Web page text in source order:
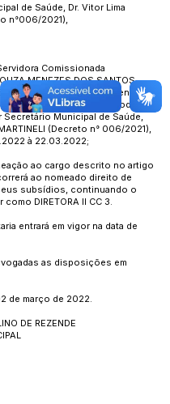
de Saúde, Dr. Vitor Lima
n°006/2021),
Comissionada
MENEZES DOS SANTOS -
para responder interinamente
de Saúde, no período de
Municipal de Saúde,
(Decreto n° 006/2021),
à 22.03.2022;
ao cargo descrito no artigo
ao nomeado direito de
subsídios, continuando o
como DIRETORA ll CC 3.
entrará em vigor na data de
as disposições em
de março de 2022.
DE REZENDE